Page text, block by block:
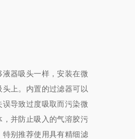
液器吸头一样，安装在微
头上。内置的过滤器可以
误导致过度吸取而污染微
，并防止吸入的气溶胶污
特别推荐使用具有精细滤